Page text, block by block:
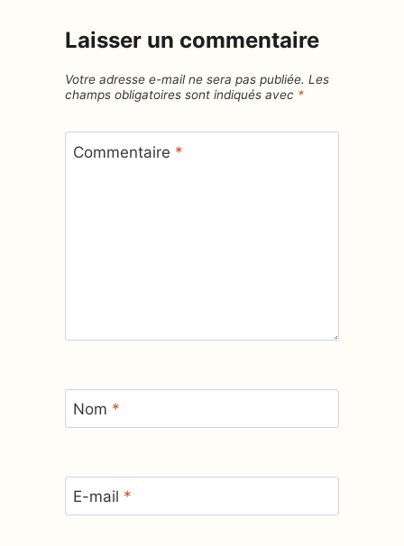
Laisser un commentaire
Votre adresse e-mail ne sera pas publiée. Les
champs obligatoires sont indiqués avec *
Commentaire *
Nom *
E-mail *